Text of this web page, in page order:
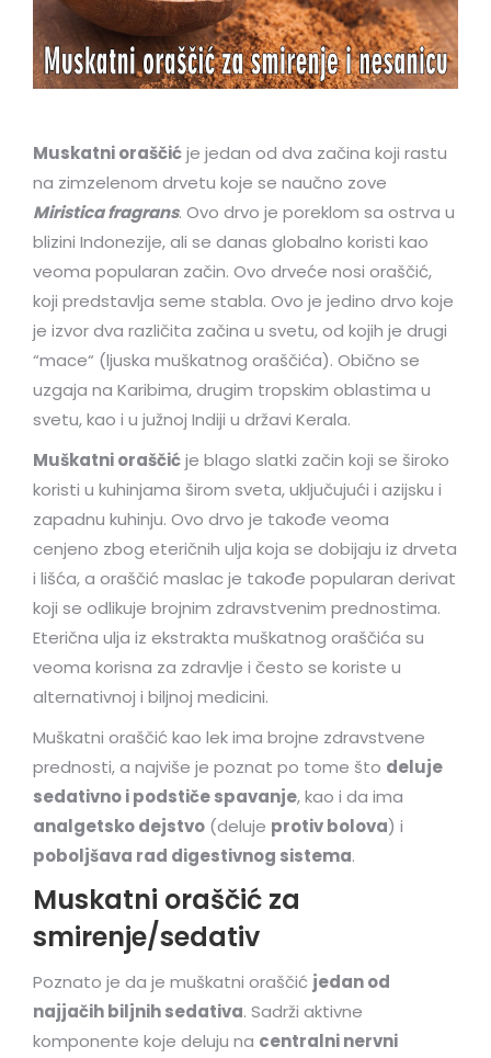
Muskatni oraščićje jedan od dva začina koji rastu
na zimzelenom drvetu koje se naučno zove
Miristica fragrans. Ovo drvo je poreklom sa ostrva u
blizini Indonezije, ali se danas globalno koristi kao
veoma popularan začin. Ovo drveće nosi oraščić,
koji predstavlja seme stabla. Ovo je jedino drvo koje
je izvor dva različita začina u svetu, od kojih je drugi
“mace“ (ljuska muškatnog oraščića). Obično se
uzgaja na Karibima, drugim tropskim oblastima u
svetu, kao i u južnoj Indiji u državi Kerala.
Muškatni oraščićje blago slatki začin koji se široko
koristi u kuhinjama širom sveta, uključujući i azijsku i
zapadnu kuhinju. Ovo drvo je takođe veoma
cenjeno zbog eteričnih ulja koja se dobijaju iz drveta
i lišća, a oraščić maslac je takođe popularan derivat
koji se odlikuje brojnim zdravstvenim prednostima.
Eterična ulja iz ekstrakta muškatnog oraščića su
veoma korisna za zdravlje i često se koriste u
alternativnoj i biljnoj medicini.
Muškatni oraščić kao lek ima brojne zdravstvene
prednosti, a najviše je poznat po tome što deluje
sedativno i podstiče spavanje, kao i da ima
analgetsko dejstvo (deluje protiv bolova) i
poboljšava rad digestivnog sistema.
Muskatni oraščić za
smirenje/sedativ
Poznato je da je muškatni oraščić jedan od
najjačih biljnih sedativa. Sadrži aktivne
komponente koje deluju na centralni nervni